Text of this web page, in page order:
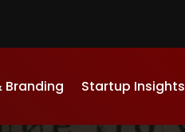
Branding Startup Insights